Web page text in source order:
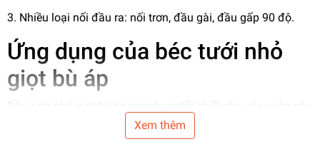
3. Nhiều loại nối đầu ra: nối trơn, đầu gài, đầu gấp 90 độ.
Ứng dụng của béc tưới nhỏ
giọt bù áp
Đầu tưới nhỏ giọt bù áp ứng dụng tốt nhất cho các vườn cây
có địa hình dốc hoặc chiều dài mỗi hàng cây trồng tương
đối dài. Khi đó cho dù áp suất nước tưới vẫn luôn đồng đều
Xem thêm